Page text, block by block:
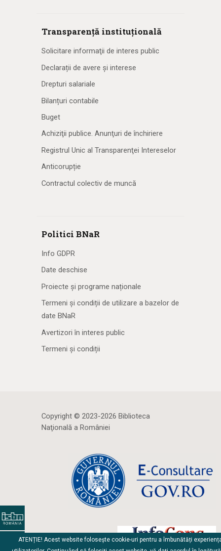
Transparență instituțională
Solicitare informaţii de interes public
Declarații de avere și interese
Drepturi salariale
Bilanțuri contabile
Buget
Achiziţii publice. Anunţuri de închiriere
Registrul Unic al Transparenţei Intereselor
Anticorupție
Contractul colectiv de muncă
Politici BNaR
Info GDPR
Date deschise
Proiecte și programe naționale
Termeni și condiții de utilizare a bazelor de
date BNaR
Avertizori în interes public
Termeni și condiții
Copyright © 2023-2026 Biblioteca
Naţională a României
ATENȚIE! Acest website folosește cookie-uri pentru a îmbunătăți